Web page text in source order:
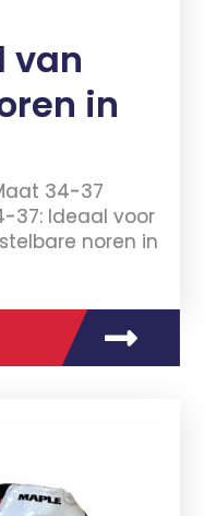
van
in
34-37
37: Ideaal voor
noren in